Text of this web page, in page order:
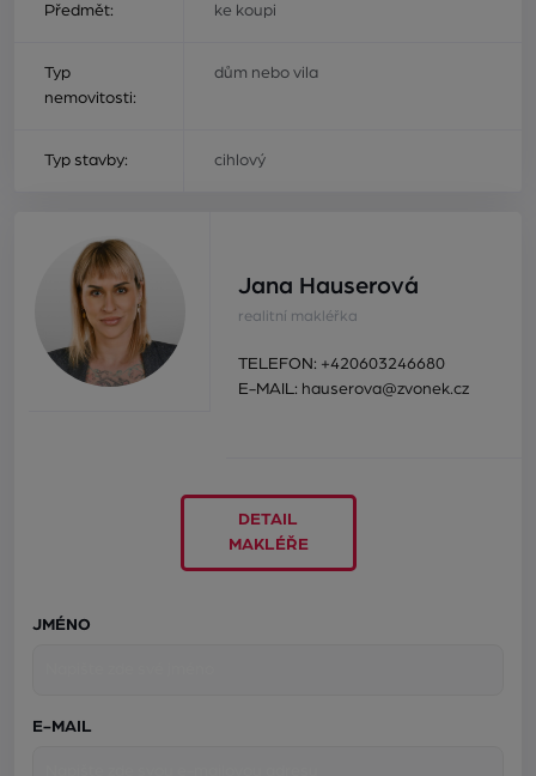
Předmět: ke koupi
Typ
nemovitosti:
dům nebo vila
Typ stavby: cihlový
Jana Hauserová
realitní makléřka
TELEFON: +420603246680
E-MAIL: hauserova@zvonek.cz
DETAIL
MAKLÉŘE
JMÉNO
E-MAIL